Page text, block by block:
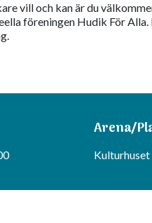
vill och kan är du
föreningen Hudik För
Arena/